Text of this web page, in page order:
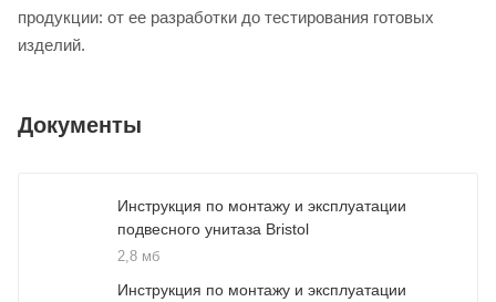
продукции: от ее разработки до тестирования готовых
изделий.
Документы
Инструкция по монтажу и эксплуатации
подвесного унитаза Bristol
2,8 мб
Инструкция по монтажу и эксплуатации